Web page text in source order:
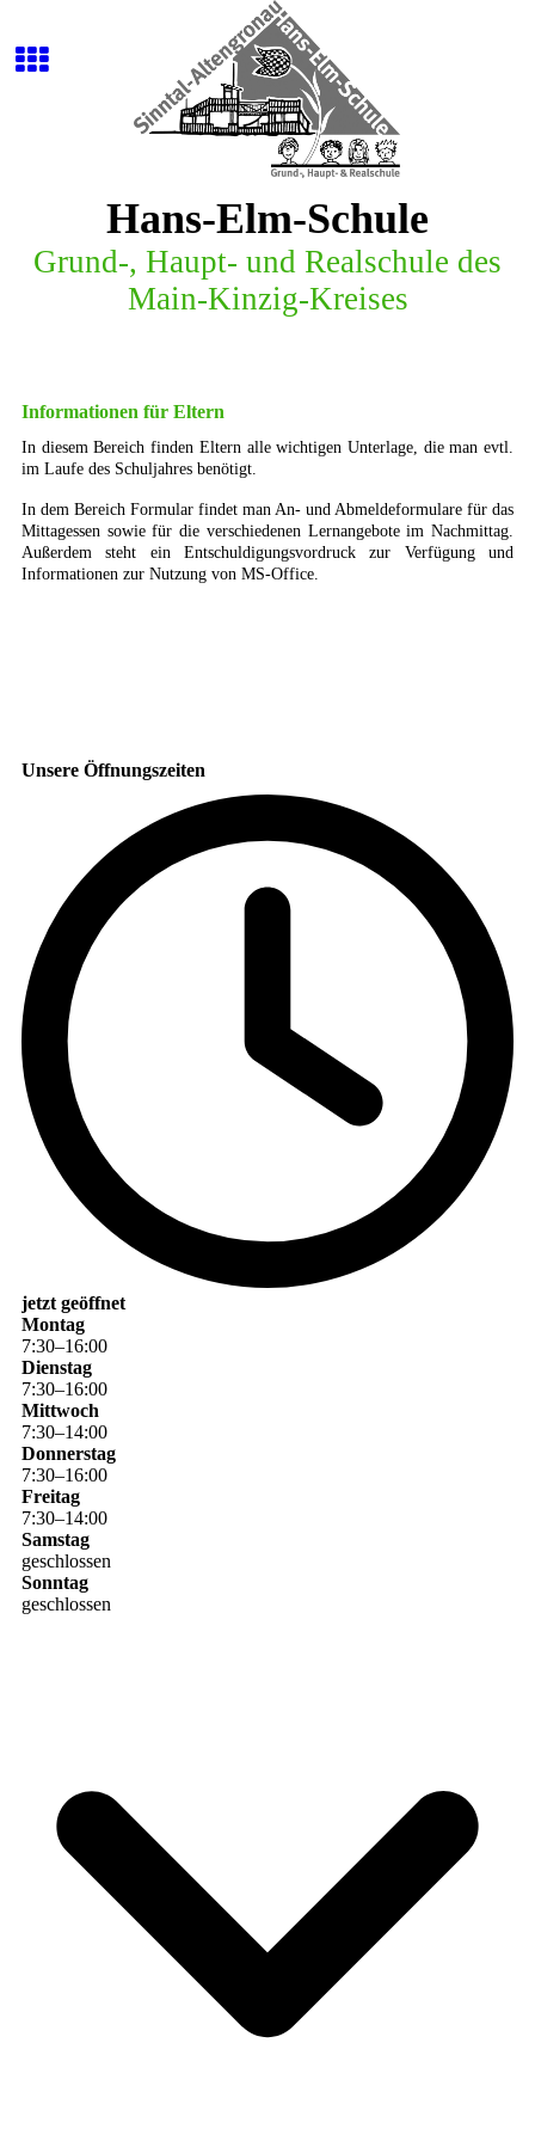
Hans-Elm-Schule
Grund-, Haupt- und Realschule des
Main-Kinzig-Kreises
Informationen für Eltern
In diesem Bereich finden Eltern alle wichtigen Unterlage, die man evtl.
im Laufe des Schuljahres benötigt.
In dem Bereich Formular findet man An- und Abmeldeformulare für das
Mittagessen sowie für die verschiedenen Lernangebote im Nachmittag.
Außerdem steht ein Entschuldigungsvordruck zur Verfügung und
Informationen zur Nutzung von MS-Office.
Unsere Öffnungszeiten
jetzt geöffnet
Montag
7:30–16:00
Dienstag
7:30–16:00
Mittwoch
7:30–14:00
Donnerstag
7:30–16:00
Freitag
7:30–14:00
Samstag
geschlossen
Sonntag
geschlossen